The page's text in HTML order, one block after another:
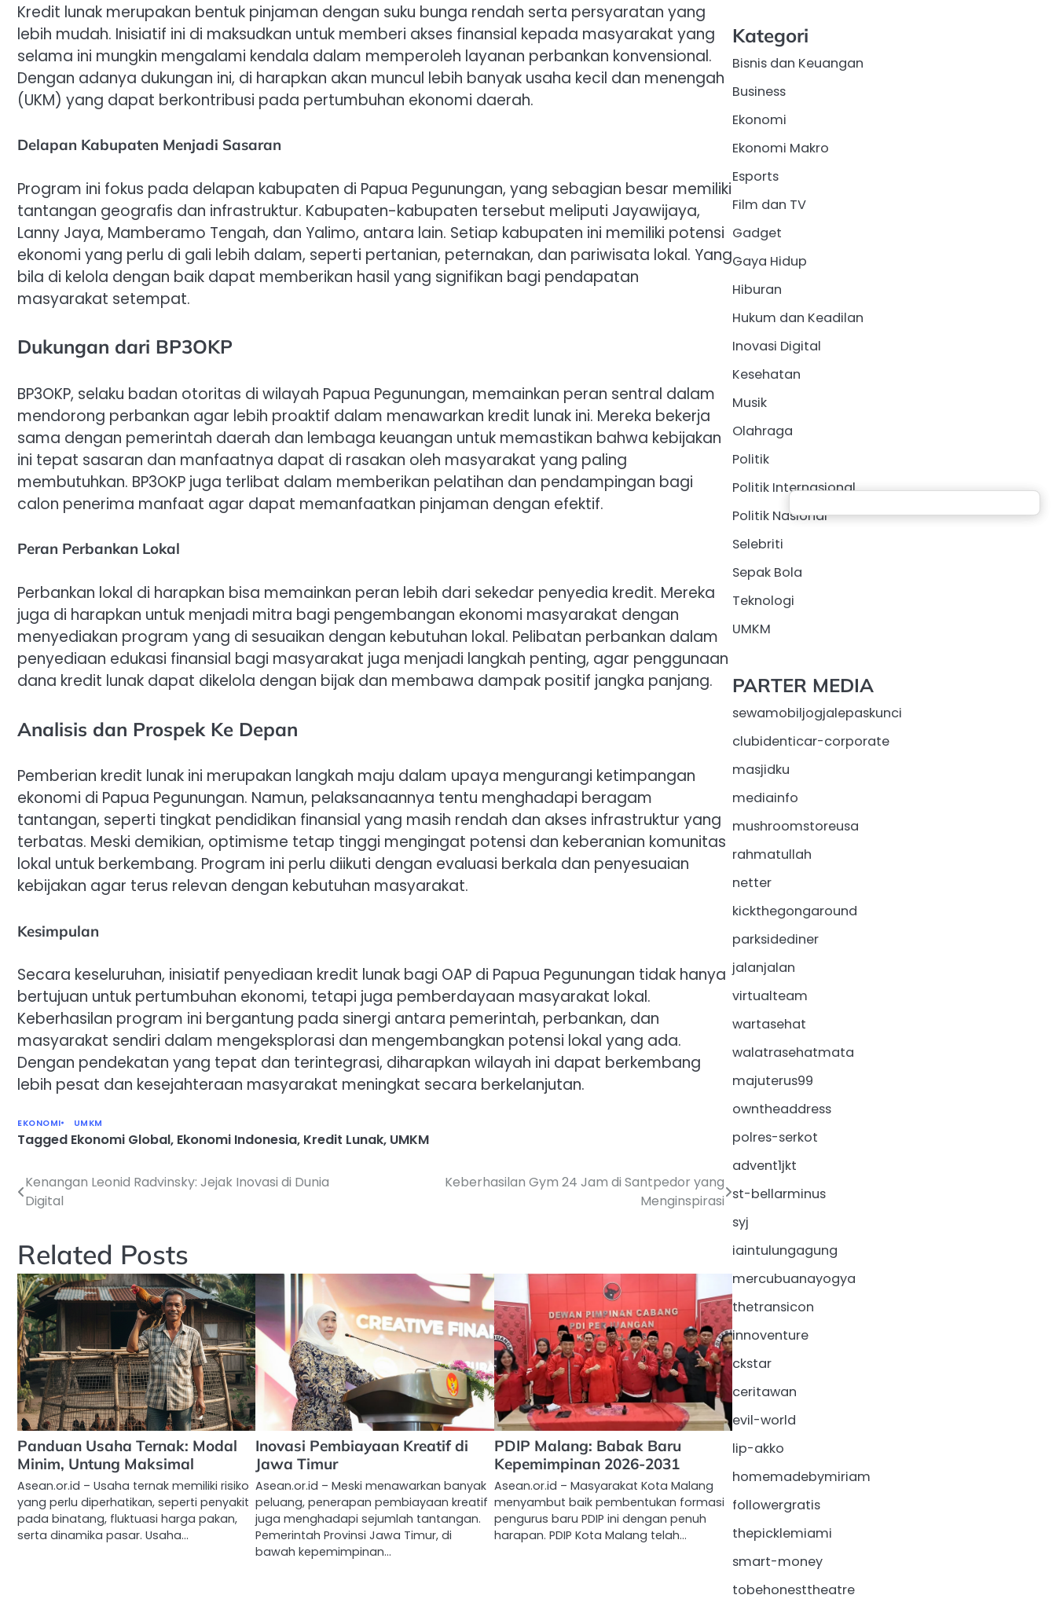
Kredit lunak merupakan bentuk pinjaman dengan suku bunga rendah serta persyaratan yang
lebih mudah. Inisiatif ini di maksudkan untuk memberi akses finansial kepada masyarakat yang
selama ini mungkin mengalami kendala dalam memperoleh layanan perbankan konvensional.
Dengan adanya dukungan ini, di harapkan akan muncul lebih banyak usaha kecil dan menengah
(UKM) yang dapat berkontribusi pada pertumbuhan ekonomi daerah.
Delapan Kabupaten Menjadi Sasaran
Program ini fokus pada delapan kabupaten di Papua Pegunungan, yang sebagian besar memiliki
tantangan geografis dan infrastruktur. Kabupaten-kabupaten tersebut meliputi Jayawijaya,
Lanny Jaya, Mamberamo Tengah, dan Yalimo, antara lain. Setiap kabupaten ini memiliki potensi
ekonomi yang perlu di gali lebih dalam, seperti pertanian, peternakan, dan pariwisata lokal. Yang
bila di kelola dengan baik dapat memberikan hasil yang signifikan bagi pendapatan
masyarakat setempat.
Dukungan dari BP3OKP
BP3OKP, selaku badan otoritas di wilayah Papua Pegunungan, memainkan peran sentral dalam
mendorong perbankan agar lebih proaktif dalam menawarkan kredit lunak ini. Mereka bekerja
sama dengan pemerintah daerah dan lembaga keuangan untuk memastikan bahwa kebijakan
ini tepat sasaran dan manfaatnya dapat di rasakan oleh masyarakat yang paling
membutuhkan. BP3OKP juga terlibat dalam memberikan pelatihan dan pendampingan bagi
calon penerima manfaat agar dapat memanfaatkan pinjaman dengan efektif.
Peran Perbankan Lokal
Perbankan lokal di harapkan bisa memainkan peran lebih dari sekedar penyedia kredit. Mereka
juga di harapkan untuk menjadi mitra bagi pengembangan ekonomi masyarakat dengan
menyediakan program yang di sesuaikan dengan kebutuhan lokal. Pelibatan perbankan dalam
penyediaan edukasi finansial bagi masyarakat juga menjadi langkah penting, agar penggunaan
dana kredit lunak dapat dikelola dengan bijak dan membawa dampak positif jangka panjang.
Analisis dan Prospek Ke Depan
Pemberian kredit lunak ini merupakan langkah maju dalam upaya mengurangi ketimpangan
ekonomi di Papua Pegunungan. Namun, pelaksanaannya tentu menghadapi beragam
tantangan, seperti tingkat pendidikan finansial yang masih rendah dan akses infrastruktur yang
terbatas. Meski demikian, optimisme tetap tinggi mengingat potensi dan keberanian komunitas
lokal untuk berkembang. Program ini perlu diikuti dengan evaluasi berkala dan penyesuaian
kebijakan agar terus relevan dengan kebutuhan masyarakat.
Kesimpulan
Secara keseluruhan, inisiatif penyediaan kredit lunak bagi OAP di Papua Pegunungan tidak hanya
bertujuan untuk pertumbuhan ekonomi, tetapi juga pemberdayaan masyarakat lokal.
Keberhasilan program ini bergantung pada sinergi antara pemerintah, perbankan, dan
masyarakat sendiri dalam mengeksplorasi dan mengembangkan potensi lokal yang ada.
Dengan pendekatan yang tepat dan terintegrasi, diharapkan wilayah ini dapat berkembang
lebih pesat dan kesejahteraan masyarakat meningkat secara berkelanjutan.
EKONOMI UMKM
Tagged Ekonomi Global, Ekonomi Indonesia, Kredit Lunak, UMKM
Navigasi
pos
Kenangan Leonid Radvinsky: Jejak Inovasi di Dunia
Digital
Keberhasilan Gym 24 Jam di Santpedor yang
Menginspirasi
Related Posts
Panduan Usaha Ternak: Modal
Minim, Untung Maksimal
Asean.or.id – Usaha ternak memiliki risiko
yang perlu diperhatikan, seperti penyakit
pada binatang, fluktuasi harga pakan,
serta dinamika pasar. Usaha…
Inovasi Pembiayaan Kreatif di
Jawa Timur
Asean.or.id – Meski menawarkan banyak
peluang, penerapan pembiayaan kreatif
juga menghadapi sejumlah tantangan.
Pemerintah Provinsi Jawa Timur, di
bawah kepemimpinan…
PDIP Malang: Babak Baru
Kepemimpinan 2026-2031
Asean.or.id – Masyarakat Kota Malang
menyambut baik pembentukan formasi
pengurus baru PDIP ini dengan penuh
harapan. PDIP Kota Malang telah…
Kategori
Bisnis dan Keuangan
Business
Ekonomi
Ekonomi Makro
Esports
Film dan TV
Gadget
Gaya Hidup
Hiburan
Hukum dan Keadilan
Inovasi Digital
Kesehatan
Musik
Olahraga
Politik
Politik Internasional
Politik Nasional
Selebriti
Sepak Bola
Teknologi
UMKM
PARTER MEDIA
sewamobiljogjalepaskunci
clubidenticar-corporate
masjidku
mediainfo
mushroomstoreusa
rahmatullah
netter
kickthegongaround
parksidediner
jalanjalan
virtualteam
wartasehat
walatrasehatmata
majuterus99
owntheaddress
polres-serkot
advent1jkt
st-bellarminus
syj
iaintulungagung
mercubuanayogya
thetransicon
innoventure
ckstar
ceritawan
evil-world
lip-akko
homemadebymiriam
followergratis
thepicklemiami
smart-money
tobehonesttheatre